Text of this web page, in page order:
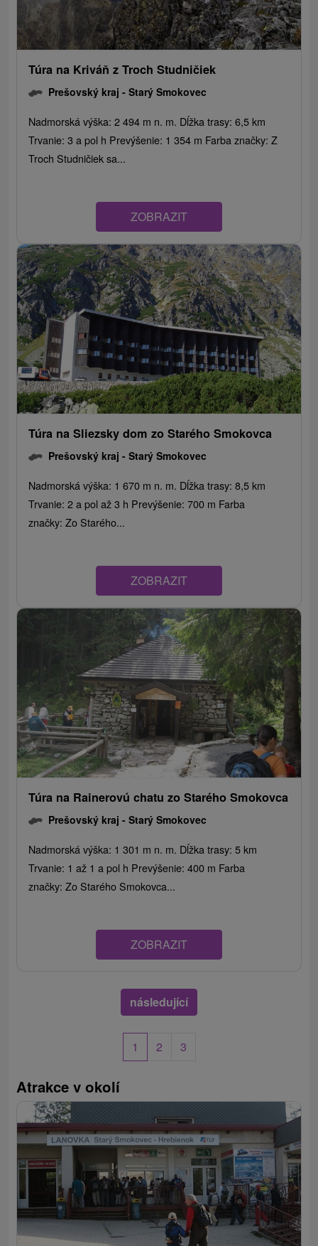
Túra na Kriváň z Troch Studničiek
Prešovský kraj -Starý Smokovec
Nadmorská výška: 2 494 m n. m. Dĺžka trasy: 6,5 km
Trvanie: 3 a pol h Prevýšenie: 1 354 m Farba značky: Z
Troch Studničiek sa...
ZOBRAZIT
Túra na Sliezsky dom zo Starého Smokovca
Prešovský kraj -Starý Smokovec
Nadmorská výška: 1 670 m n. m. Dĺžka trasy: 8,5 km
Trvanie: 2 a pol až 3 h Prevýšenie: 700 m Farba
značky: Zo Starého...
ZOBRAZIT
Túra na Rainerovú chatu zo Starého Smokovca
Prešovský kraj -Starý Smokovec
Nadmorská výška: 1 301 m n. m. Dĺžka trasy: 5 km
Trvanie: 1 až 1 a pol h Prevýšenie: 400 m Farba
značky: Zo Starého Smokovca...
ZOBRAZIT
následující
1 2 3
Atrakce v okolí